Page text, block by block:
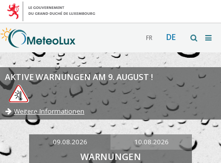
FR DE
AKTIVE WARNUNGEN AM 9. AUGUST !
Weitere Informationen
09.08.2026 10.08.2026
WARNUNGEN